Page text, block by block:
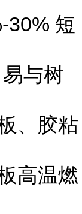
30% 短
与树
、胶粘
高温燃